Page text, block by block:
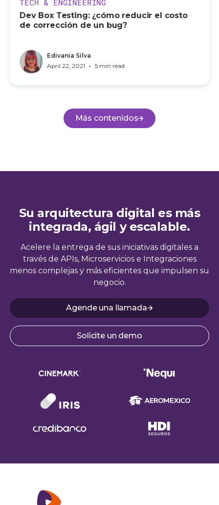
TECH & ENGINEERING
Dev Box Testing: ¿cómo reducir el costo
de corrección de un bug?
Edivania Silva
April 22, 2021
• 5 min read
Más contenidos
Su arquitectura digital es más
integrada, ágil y escalable.
Acelere la entrega de sus iniciativas digitales a
través de APIs, Microservicios e Integraciones
menos complejas y más eficientes que impulsen su
negocio.
Agende una llamada
Solicite un demo